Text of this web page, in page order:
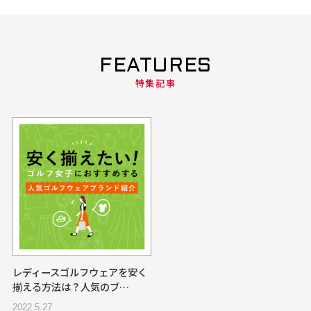
FEATURES
特集記事
レディースゴルフウェアを安く
揃える方法は？人気のブ…
2022.5.27